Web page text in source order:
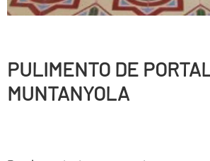
PULIMENTO DE
MUNTANYOLA